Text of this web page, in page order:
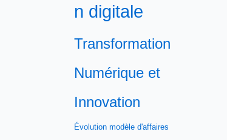
n digitale
Transformation
Numérique et
Innovation
Évolution modèle d'affaires